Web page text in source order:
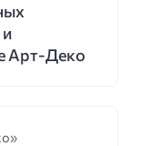
Арт-Деко